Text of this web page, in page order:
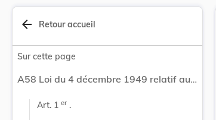
arrow_back Retour accueil
Sur cette page
A58 Loi du 4 décembre 1949 relatif au règlement des Comptes généraux de l'exercice 1936.
Art. 1 er .